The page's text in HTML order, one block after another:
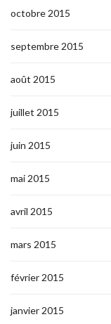
octobre 2015
septembre 2015
août 2015
juillet 2015
juin 2015
mai 2015
avril 2015
mars 2015
février 2015
janvier 2015